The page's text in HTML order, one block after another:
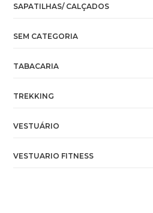
SAPATILHAS/ CALÇADOS
SEM CATEGORIA
TABACARIA
TREKKING
VESTUÁRIO
VESTUARIO FITNESS